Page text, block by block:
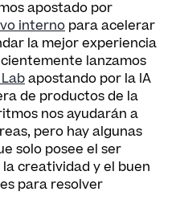
apostado por
interno para acelerar
la mejor experiencia
lanzamos
apostando por la IA
de productos de la
nos ayudarán a
pero hay algunas
solo posee el ser
creatividad y el buen
para resolver